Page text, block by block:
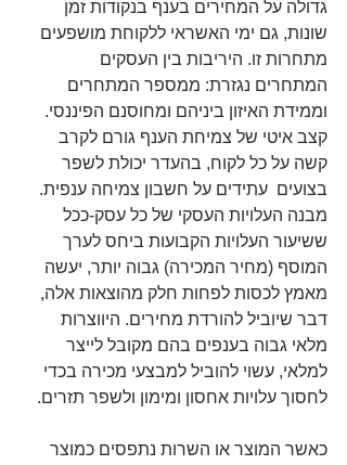
גדולה על המחירים בענף בנקודות זמן
שונות, גם ימי האשראי ללקוחת מושפעים
מתחרות זו. היריבות בין העסקים
המתחרים נגזרת: ממספר המתחרים
וממידת האיזון ביניהם ומחוסנם הפיננסי.
קצב איטי של צמיחת הענף גורם לקרב
קשה על כל לקוח, בהעדר יכולת לשפר
בצועים  עתידים על חשבון צמיחה ענפית.
מבנה העלויות העסקי של כל עסק-ככל
ששיעור העלויות הקבועות ביחס לערך
המוסף (מחיר המכירה) גבוה יותר, יעשה
מאמץ לכסות לפחות חלק מהוצאות אלה,
דבר שיוביל להורדת מחירים. היווצרות
מלאי גבוה בענפים בהם מקובל לייצר
למלאי, עשוי להוביל למבצעי מכירה בכדי
לחסוך עלויות אחסון ומימון ולשפר תזרים.
כאשר המוצר או השרות נתפסים כמוצר